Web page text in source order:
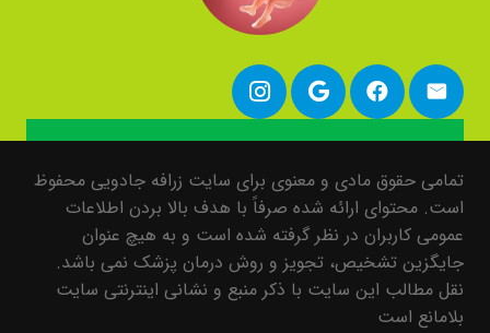
تمامی حقوق مادی و معنوی برای سایت زرافه جادویی محفوظ
است. محتوای ارائه شده صرفاً با هدف بالا بردن اطلاعات
عمومی کاربران در نظر گرفته شده است و به هیچ عنوان
جایگزین تشخیص، تجویز و روش درمان پزشک نمی باشد.
نقل مطالب این سایت با ذکر منبع و نشانی اینترنتی سایت
بلامانع است